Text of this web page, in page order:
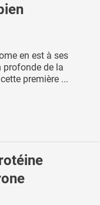
en est à ses
profonde de la
première ...